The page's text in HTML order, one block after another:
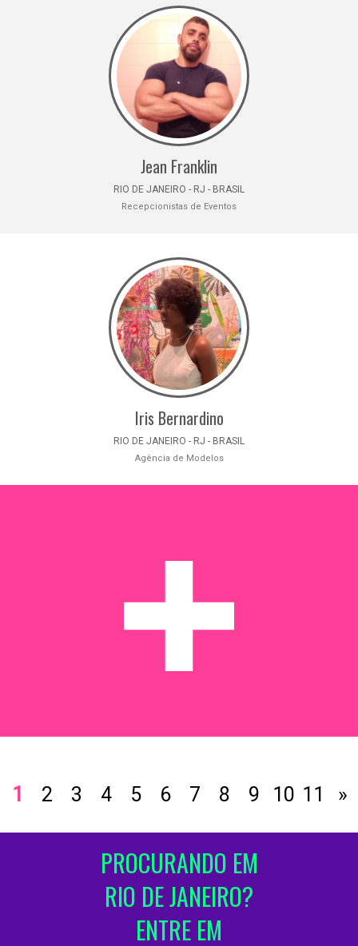
Jean Franklin
RIO DE JANEIRO - RJ - BRASIL
Recepcionistas de Eventos
Iris Bernardino
RIO DE JANEIRO - RJ - BRASIL
Agência de Modelos
1 2 3 4 5 6 7 8 9 10 11 »
PROCURANDO EM
RIO DE JANEIRO?
ENTRE EM